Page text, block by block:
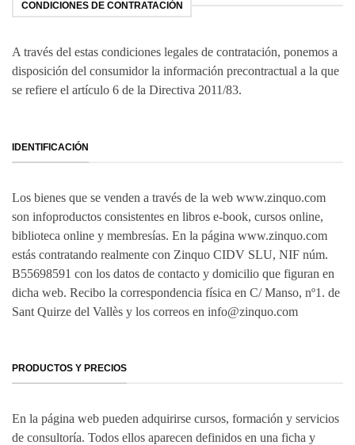
CONDICIONES DE CONTRATACIÓN
A través del estas condiciones legales de contratación, ponemos a
disposición del consumidor la información precontractual a la que
se refiere el artículo 6 de la Directiva 2011/83.
IDENTIFICACIÓN
Los bienes que se venden a través de la web www.zinquo.com
son infoproductos consistentes en libros e-book, cursos online,
biblioteca online y membresías. En la página www.zinquo.com
estás contratando realmente con Zinquo CIDV SLU, NIF núm.
B55698591 con los datos de contacto y domicilio que figuran en
dicha web. Recibo la correspondencia física en C/ Manso, nº1. de
Sant Quirze del Vallès y los correos en info@zinquo.com
PRODUCTOS Y PRECIOS
En la página web pueden adquirirse cursos, formación y servicios
de consultoría. Todos ellos aparecen definidos en una ficha y